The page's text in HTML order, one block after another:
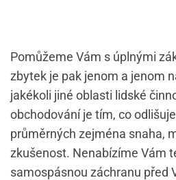
Pomůžeme Vám s úplnými
zbytek je pak jenom a jenom
jakékoli jiné oblasti lidské
obchodováníje tím, co
průměrných zejména snaha,
zkušenost. Nenabízíme Vám
samospásnou záchranu před